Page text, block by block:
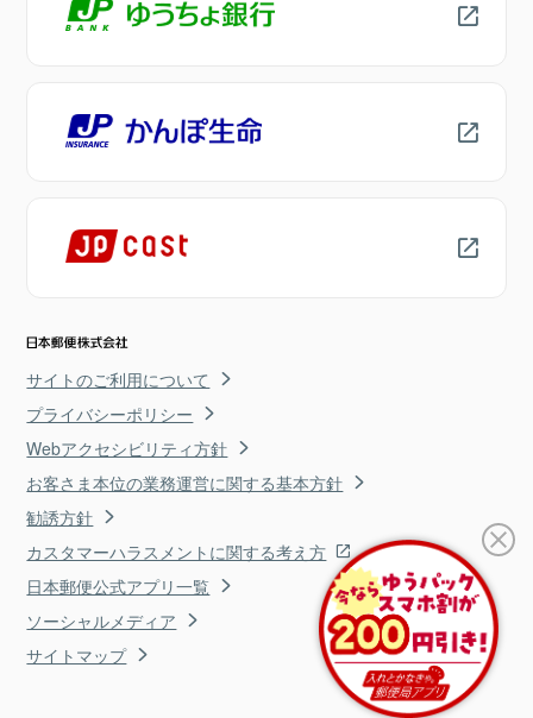
サイトのご利用について
プライバシーポリシー
Webアクセシビリティ方針
お客さま本位の業務運営に関する基本方針
勧誘方針
カスタマーハラスメントに関する考え方
日本郵便公式アプリ一覧
ソーシャルメディア
サイトマップ